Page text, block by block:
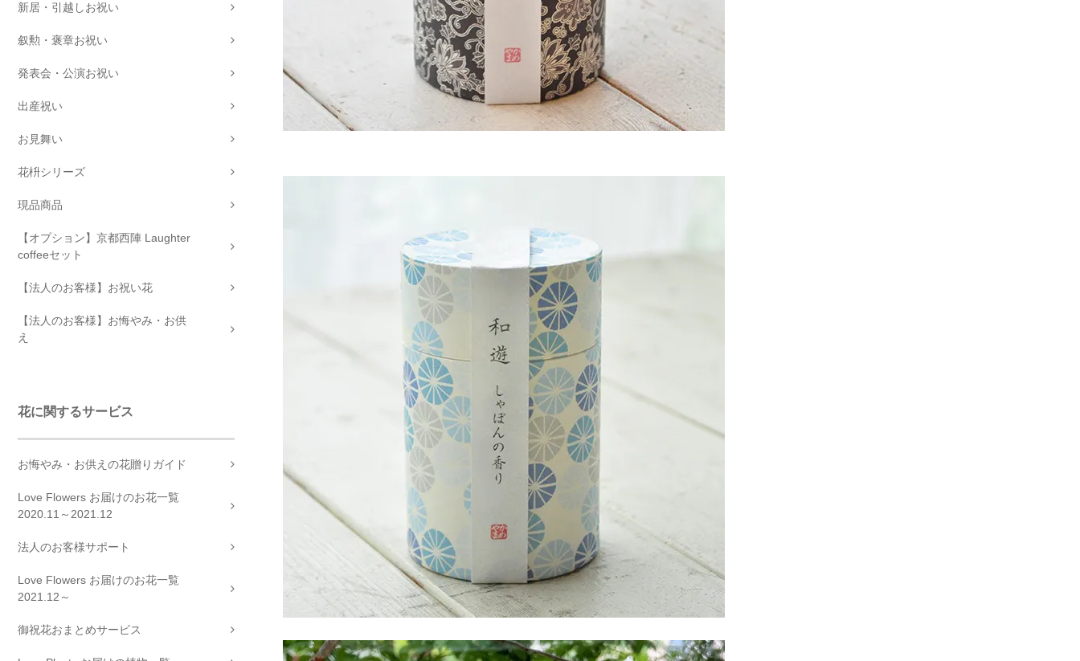
新居・引越しお祝い
叙勲・褒章お祝い
発表会・公演お祝い
出産祝い
お見舞い
花枡シリーズ
現品商品
【オプション】京都西陣 Laughter
coffeeセット
【法人のお客様】お祝い花
【法人のお客様】お悔やみ・お供
え
花に関するサービス
お悔やみ・お供えの花贈りガイド
Love Flowers お届けのお花一覧
2020.11～2021.12
法人のお客様サポート
Love Flowers お届けのお花一覧
2021.12～
御祝花おまとめサービス